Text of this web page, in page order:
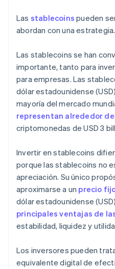
Las stablecoins pueden
abordan con una estrategia.
Las stablecoins se han
importante, tanto para
para empresas. Las
dólar estadounidense
mayoría del mercado
representan alrededor
criptomonedas de USD 3
Invertir en stablecoins
porque las stablecoins no
apreciación. Su único
aproximarse a un precio
dólar estadounidense
principales ventajas de
estabilidad, liquidez y
Los inversores pueden
equivalente digital de